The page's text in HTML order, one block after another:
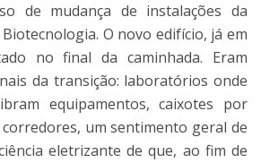
de mudança de instalações da
O novo edifício, já em
no final da caminhada. Eram
da transição: laboratórios onde
equipamentos, caixotes por
um sentimento geral de
eletrizante de que, ao fim de